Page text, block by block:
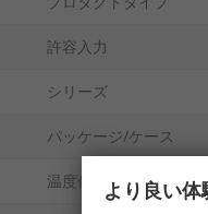
許容入力
シリーズ
パッケージ/ケース
温度係数 より良い